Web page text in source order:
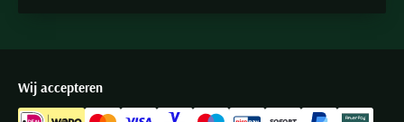
Wij accepteren